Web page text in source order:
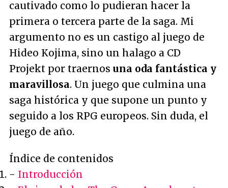
cautivado como lo pudieran hacer la
primera o tercera parte de la saga. Mi
argumento no es un castigo al juego de
Hideo Kojima, sino un halago a CD
Projekt por traernos una oda fantástica y
maravillosa. Un juego que culmina una
saga histórica y que supone un punto y
seguido a los RPG europeos. Sin duda, el
juego de año.
Índice de contenidos
- Introducción